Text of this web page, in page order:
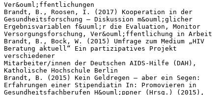
Ver&ouml;ffentlichungen
Brandt, B., Roosen, I. (2017) Kooperation in der
Gesundheitsforschung – Diskussion m&ouml;glicher
Ergebnisvariablen f&uuml;r die Evaluation, Monitor
Versorgungsforschung, Ver&ouml;ffentlichung in Arbeit
Brandt, B., Bock, W. (2015) Umfrage zum Medium „HIV
Beratung aktuell“ Ein partizipatives Projekt
verschiedener
Mitarbeiter/innen der Deutschen AIDS-Hilfe (DAH),
Katholische Hochschule Berlin
Brandt, B. (2015) Kein Geldregen – aber ein Segen:
Erfahrungen einer Stipendiatin In: Promovieren in
Gesundheitsfachberufen H&ouml;ppner (Hrsg.) (2015),